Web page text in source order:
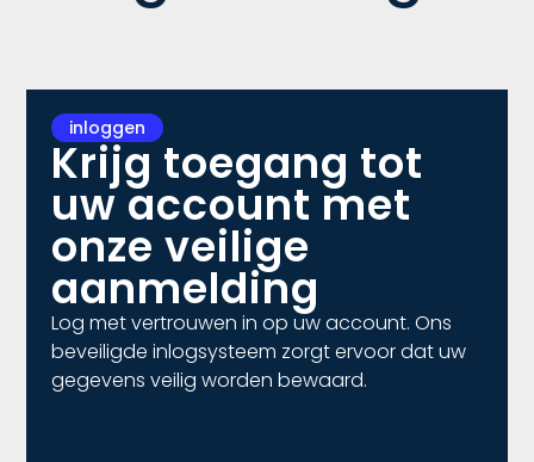
inloggen
Krijg toegang tot
uw account met
onze veilige
aanmelding
Log met vertrouwen in op uw account. Ons
beveiligde inlogsysteem zorgt ervoor dat uw
gegevens veilig worden bewaard.